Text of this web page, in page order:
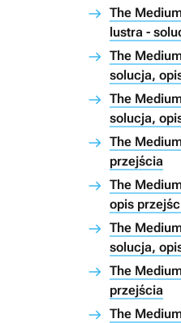
The
lustra -
The
solucja,
The
solucja,
The
przejścia
The
opis
The
solucja,
The
przejścia
The